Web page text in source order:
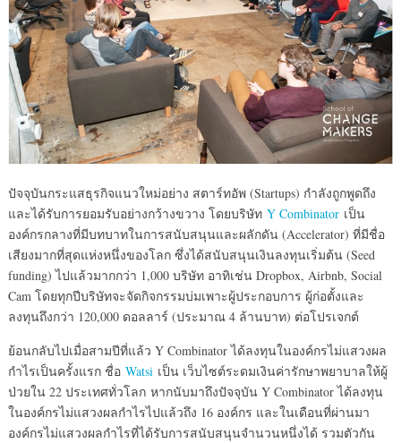
ปัจจุบันกระแสธุรกิจแนวใหม่อย่าง สตาร์ทอัพ (Startups) กำลังถูกพูดถึง
และได้รับการยอมรับอย่างกว้างขวาง โดยบริษัท Y Combinator เป็น
องค์กรกลางที่มีบทบาทในการสนับสนุนและผลักดัน (Accelerator) ที่มีชื่อ
เสียงมากที่สุดแห่งหนึ่งของโลก ซึ่งได้สนับสนุนเงินลงทุนเริ่มต้น (Seed
funding) ไปแล้วมากกว่า 1,000 บริษัท อาทิเช่น Dropbox, Airbnb, Social
Cam โดยทุกปีบริษัทจะจัดกิจกรรมบ่มเพาะผู้ประกอบการ ผู้ก่อตั้งและ
ลงทุนถึงกว่า 120,000 ดอลลาร์ (ประมาณ 4 ล้านบาท) ต่อโปรเจกต์
ย้อนกลับไปเมื่อสามปีที่แล้ว Y Combinator ได้ลงทุนในองค์กรไม่แสวงผล
กำไรเป็นครั้งแรก ชื่อ Watsi เป็น เว็บไซต์ระดมเงินค่ารักษาพยาบาลให้ผู้
ป่วยใน 22 ประเทศทั่วโลก หากนับมาถึงปัจจุบัน Y Combinator ได้ลงทุน
ในองค์กรไม่แสวงผลกำไรไปแล้วถึง 16 องค์กร และในเดือนที่ผ่านมา
องค์กรไม่แสวงผลกำไรที่ได้รับการสนับสนุนจำนวนหนึ่งได้ รวมตัวกัน